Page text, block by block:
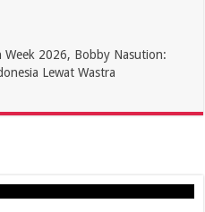
Week 2026, Bobby Nasution:
Lewat Wastra